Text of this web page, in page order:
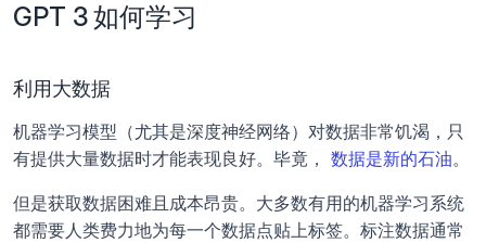
GPT 3 如何学习
利用大数据
机器学习模型（尤其是深度神经网络）对数据非常饥渴，只
有提供大量数据时才能表现良好。毕竟， 数据是新的石油。
但是获取数据困难且成本昂贵。大多数有用的机器学习系统
都需要人类费力地为每一个数据点贴上标签。标注数据通常